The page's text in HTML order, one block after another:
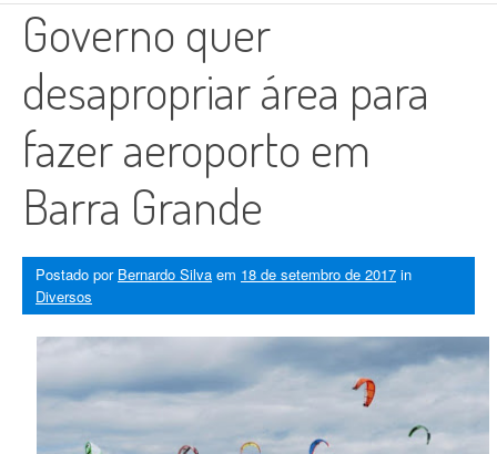
Governo quer
desapropriar área para
fazer aeroporto em
Barra Grande
Postado por Bernardo Silva em 18 de setembro de 2017 in
Diversos